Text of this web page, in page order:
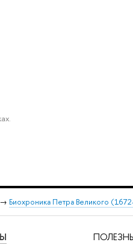
→ Биохроника Петра Великого